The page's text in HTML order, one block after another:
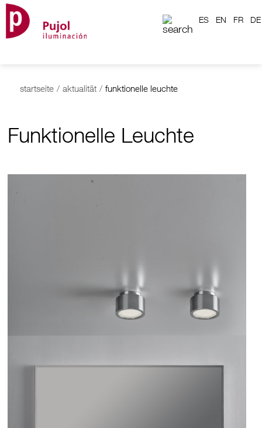
ES EN FR DE
startseite / aktualität / funktionelle leuchte
Funktionelle Leuchte